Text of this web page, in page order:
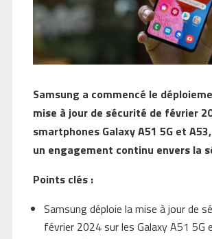
Samsung a commencé le
mise à jour de sécurité de février
smartphones Galaxy A51 5G et
un engagement continu envers la
Points clés :
Samsung déploie la mise à jour de
février 2024 sur les Galaxy A51 5G